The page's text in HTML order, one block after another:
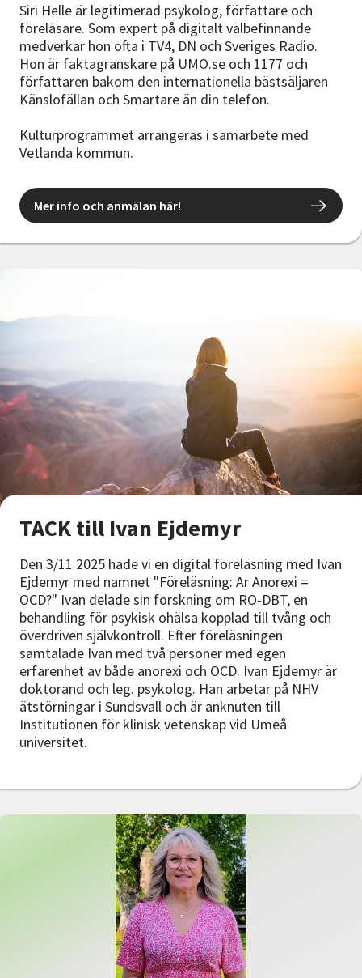
Siri Helle är legitimerad psykolog, författare och
föreläsare. Som expert på digitalt välbefinnande
medverkar hon ofta i TV4, DN och Sveriges Radio.
Hon är faktagranskare på UMO.se och 1177 och
författaren bakom den internationella bästsäljaren
Känslofällan och Smartare än din telefon.
Kulturprogrammet arrangeras i samarbete med
Vetlanda kommun.
Mer info och anmälan här!
TACK till Ivan Ejdemyr
Den 3/11 2025 hade vi en digital föreläsning med Ivan
Ejdemyr med namnet "Föreläsning: Är Anorexi =
OCD?" Ivan delade sin forskning om RO-DBT, en
behandling för psykisk ohälsa kopplad till tvång och
överdriven självkontroll. Efter föreläsningen
samtalade Ivan med två personer med egen
erfarenhet av både anorexi och OCD. Ivan Ejdemyr är
doktorand och leg. psykolog. Han arbetar på NHV
ätstörningar i Sundsvall och är anknuten till
Institutionen för klinisk vetenskap vid Umeå
universitet.